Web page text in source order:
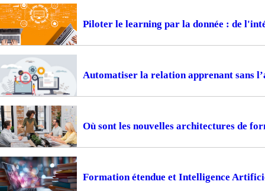
Piloter le learning par la donnée : de
Automatiser la relation apprenant sans
Où sont les nouvelles architectures de
Formation étendue et Intelligence